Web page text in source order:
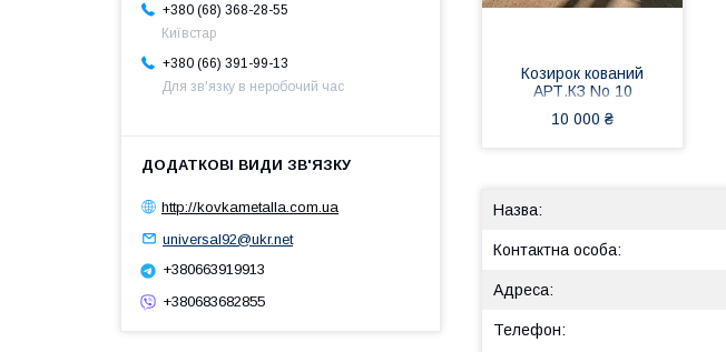
Козирок кований
АРТ.КЗ No 10
10 000 ₴
+380 (68) 368-28-55
Київстар
+380 (66) 391-99-13
Для зв'язку в неробочий час
http://kovkametalla.com.ua
universal92@ukr.net
+380663919913
+380683682855